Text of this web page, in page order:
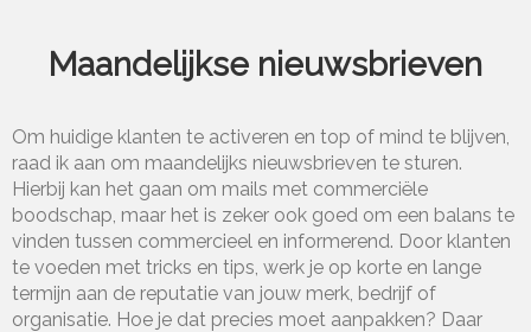
Maandelijkse nieuwsbrieven
Om huidige klanten te activeren en top of mind te blijven,
raad ik aan om maandelijks nieuwsbrieven te sturen.
Hierbij kan het gaan om mails met commerciële
boodschap, maar het is zeker ook goed om een balans te
vinden tussen commercieel en informerend. Door klanten
te voeden met tricks en tips, werk je op korte en lange
termijn aan de reputatie van jouw merk, bedrijf of
organisatie. Hoe je dat precies moet aanpakken? Daar